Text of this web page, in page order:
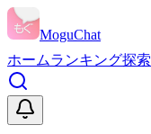
MoguChat
ホームランキング探索